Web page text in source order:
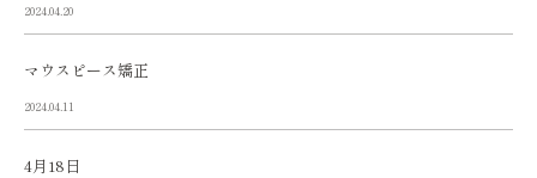
2024.04.20
マウスピース矯正
2024.04.11
4月18日